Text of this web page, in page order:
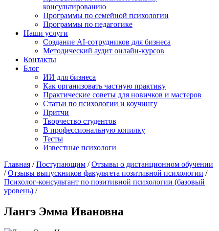
консультированию
Программы по семейной психологии
Программы по педагогике
Наши услуги
Создание AI-сотрудников для бизнеса
Методический аудит онлайн-курсов
Контакты
Блог
ИИ для бизнеса
Как организовать частную практику
Практические советы для новичков и мастеров
Статьи по психологии и коучингу
Притчи
Творчество студентов
В профессиональную копилку
Тесты
Известные психологи
Главная /Поступающим /Отзывы о дистанционном обучении
/Отзывы выпускников факультета позитивной психологии /
Психолог-консультант по позитивной психологии (базовый
уровень) /
Лангэ Эмма Ивановна